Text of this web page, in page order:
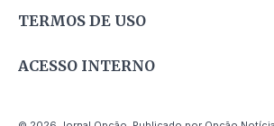
TERMOS DE USO
ACESSO INTERNO